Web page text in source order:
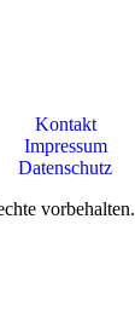
Kontakt
Impressum
Datenschutz
vorbehalten.